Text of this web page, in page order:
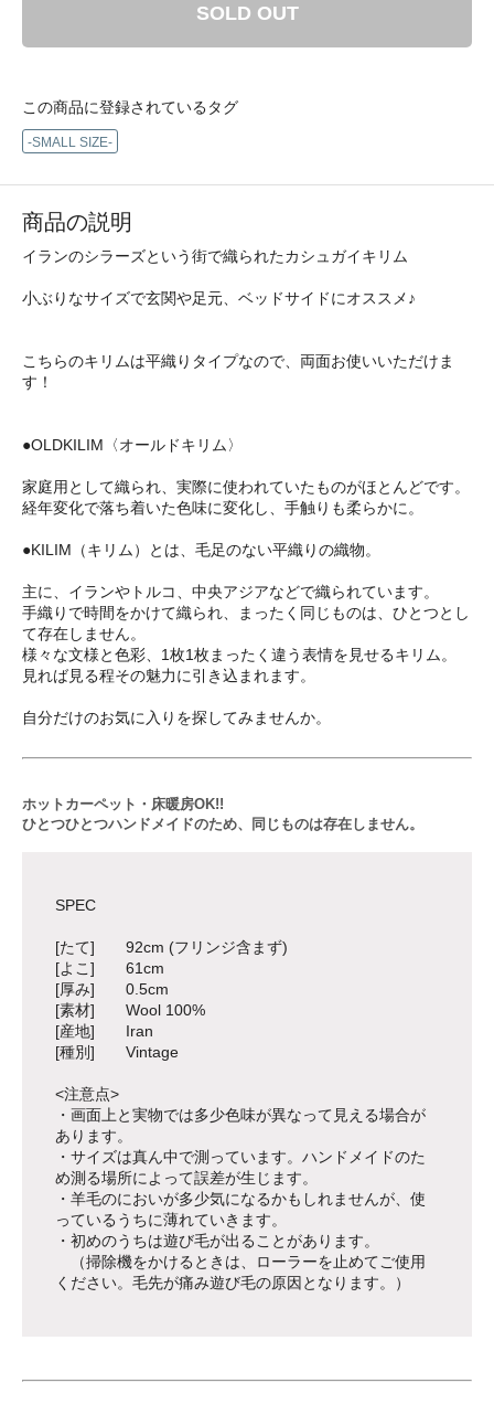
SOLD OUT
この商品に登録されているタグ
-SMALL SIZE-
商品の説明
イランのシラーズという街で織られたカシュガイキリム
小ぶりなサイズで玄関や足元、ベッドサイドにオススメ♪
こちらのキリムは平織りタイプなので、両面お使いいただけま
す！
●OLDKILIM〈オールドキリム〉
家庭用として織られ、実際に使われていたものがほとんどです。
経年変化で落ち着いた色味に変化し、手触りも柔らかに。
●KILIM（キリム）とは、毛足のない平織りの織物。
主に、イランやトルコ、中央アジアなどで織られています。
手織りで時間をかけて織られ、まったく同じものは、ひとつとし
て存在しません。
様々な文様と色彩、1枚1枚まったく違う表情を見せるキリム。
見れば見る程その魅力に引き込まれます。
自分だけのお気に入りを探してみませんか。
ホットカーペット・床暖房OK!!
ひとつひとつハンドメイドのため、同じものは存在しません。
SPEC
[たて] 92cm (フリンジ含まず)
[よこ] 61cm
[厚み] 0.5cm
[素材] Wool 100%
[産地] Iran
[種別] Vintage
<注意点>
・画面上と実物では多少色味が異なって見える場合が
あります。
・サイズは真ん中で測っています。ハンドメイドのた
め測る場所によって誤差が生じます。
・羊毛のにおいが多少気になるかもしれませんが、使
っているうちに薄れていきます。
・初めのうちは遊び毛が出ることがあります。
（掃除機をかけるときは、ローラーを止めてご使用
ください。毛先が痛み遊び毛の原因となります。）